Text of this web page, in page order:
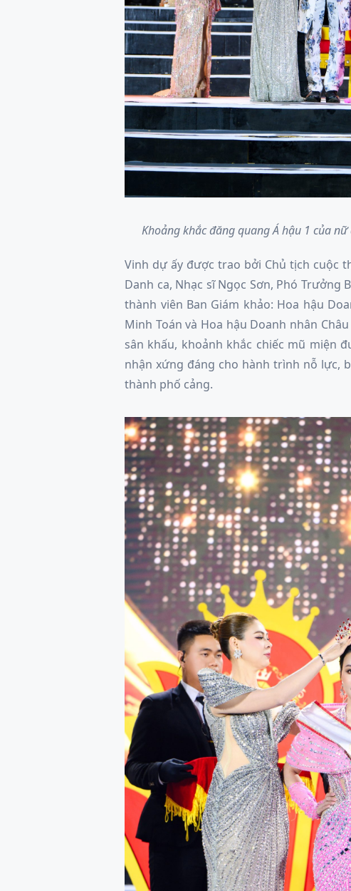
Khoảng khắc đăng quang Á hậu 1 của
Vinh dự ấy được trao bởi Chủ tịch cuộc
Danh ca, Nhạc sĩ Ngọc Sơn, Phó Trưởng
thành viên Ban Giám khảo: Hoa hậu
Minh Toán và Hoa hậu Doanh nhân
sân khấu, khoảnh khắc chiếc mũ miện
nhận xứng đáng cho hành trình nỗ lực,
thành phố cảng.